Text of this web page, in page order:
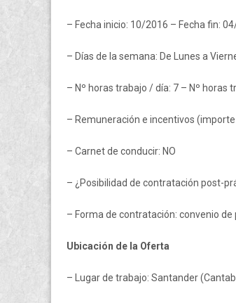
– Fecha inicio: 10/2016 – Fecha fin:
– Días de la semana: De Lunes a
– Nº horas trabajo / día: 7 – Nº horas
– Remuneración e incentivos
– Carnet de conducir: NO
– ¿Posibilidad de contratación post-
– Forma de contratación: convenio de
Ubicación de la Oferta
– Lugar de trabajo: Santander